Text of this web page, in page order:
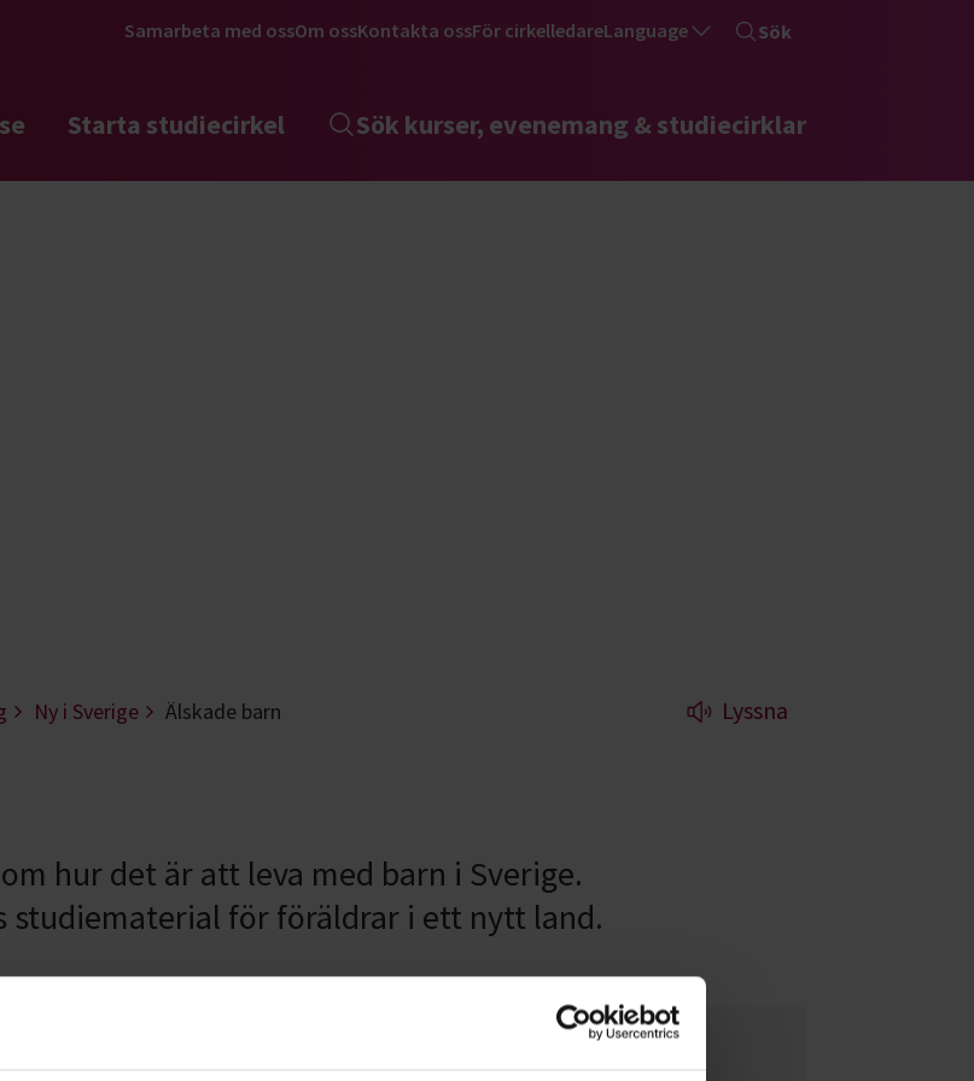
Samarbeta med ossOm ossKontakta ossFör cirkelledareLanguage Sök
Starta studiecirkel Sök kurser, evenemang & studiecirklar
Ny i Sverige Älskade barn Lyssna
hur det är att leva med barn i Sverige.
studiematerial för föräldrar i ett nytt land.
utveckling, normer och